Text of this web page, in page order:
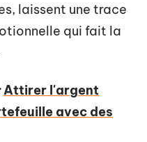
laissent une trace
qui fait la
Attirer l'argent
avec des